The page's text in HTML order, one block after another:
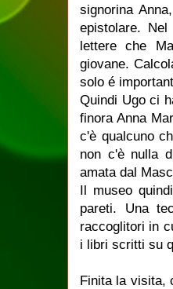
signorina
epistolare.
lettere che
giovane.
solo é
Quindi Ugo ci
finora Anna
c'è qualcuno
non c'è nulla
amata dal
Il museo
pareti. Una
raccoglitori in
i libri scritti su
Finita la visita,